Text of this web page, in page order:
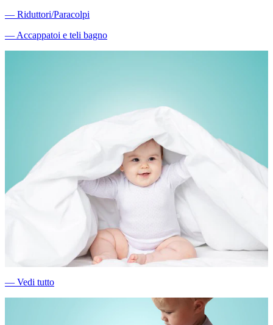
― Riduttori/Paracolpi
―Accappatoi e teli bagno
― Vedi tutto